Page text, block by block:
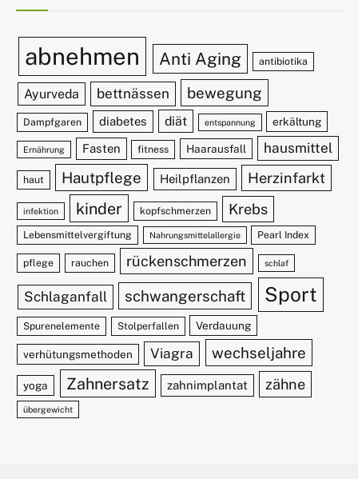
abnehmen Anti Aging antibiotika
Ayurveda bettnässen bewegung
Dampfgaren diabetes diät entspannung erkältung
Ernährung Fasten fitness Haarausfall hausmittel
haut Hautpflege Heilpflanzen Herzinfarkt
infektion kinder kopfschmerzen Krebs
Lebensmittelvergiftung Nahrungsmittelallergie Pearl Index
pflege rauchen rückenschmerzen schlaf
Schlaganfall schwangerschaft Sport
Spurenelemente Stolperfallen Verdauung
verhütungsmethoden Viagra wechseljahre
yoga Zahnersatz zahnimplantat zähne
übergewicht